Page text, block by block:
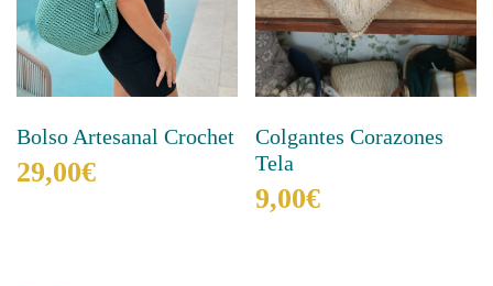
la
page
du
produit
Bolso Artesanal Crochet
29,00€
Colgantes Corazones
Tela
9,00€